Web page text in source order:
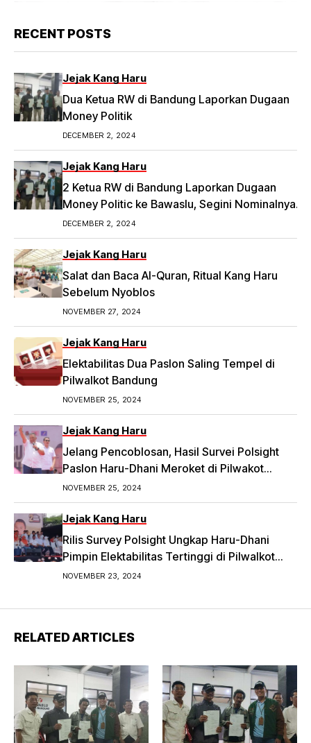
RECENT POSTS
Jejak Kang Haru
Dua Ketua RW di Bandung Laporkan Dugaan
Money Politik
DECEMBER 2, 2024
Jejak Kang Haru
2 Ketua RW di Bandung Laporkan Dugaan
Money Politic ke Bawaslu, Segini Nominalnya
Artikel ini telah tayang di Tribunpriangan.com
dengan judul 2 Ketua RW di Bandung Laporkan
Dugaan Money Politic ke Bawaslu, Segini
Nominalnya,
https://priangan.tribunnews.com/2024/11/30/2-
money-politic-ke-bawaslu-segini-nominalnya.
DECEMBER 2, 2024
Jejak Kang Haru
Salat dan Baca Al-Quran, Ritual Kang Haru
Sebelum Nyoblos
NOVEMBER 27, 2024
Jejak Kang Haru
Elektabilitas Dua Paslon Saling Tempel di
Pilwalkot Bandung
NOVEMBER 25, 2024
Jejak Kang Haru
Jelang Pencoblosan, Hasil Survei Polsight
Paslon Haru-Dhani Meroket di Pilwakot
Bandung
NOVEMBER 25, 2024
Jejak Kang Haru
Rilis Survey Polsight Ungkap Haru-Dhani
Pimpin Elektabilitas Tertinggi di Pilwalkot
Bandung 2024
NOVEMBER 23, 2024
RELATED ARTICLES